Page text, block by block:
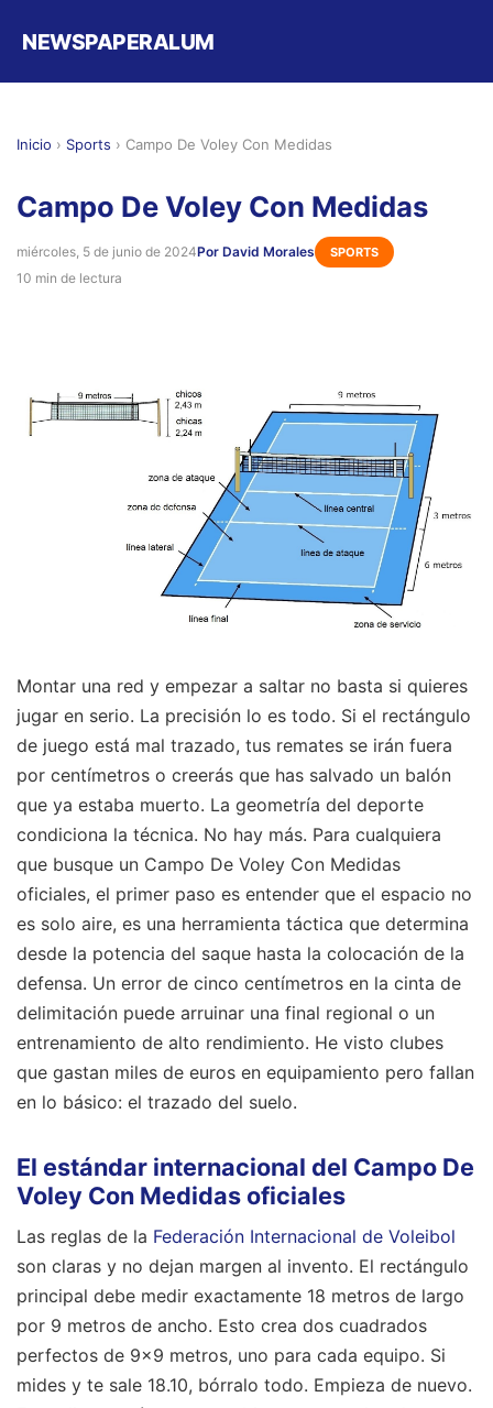
NEWSPAPERALUM
Inicio › Sports › Campo De Voley Con Medidas
Campo De Voley Con Medidas
miércoles, 5 de junio de 2024Por David Morales SPORTS
10 min de lectura
Montar una red y empezar a saltar no basta si quieres
jugar en serio. La precisión lo es todo. Si el rectángulo
de juego está mal trazado, tus remates se irán fuera
por centímetros o creerás que has salvado un balón
que ya estaba muerto. La geometría del deporte
condiciona la técnica. No hay más. Para cualquiera
que busque un Campo De Voley Con Medidas
oficiales, el primer paso es entender que el espacio no
es solo aire, es una herramienta táctica que determina
desde la potencia del saque hasta la colocación de la
defensa. Un error de cinco centímetros en la cinta de
delimitación puede arruinar una final regional o un
entrenamiento de alto rendimiento. He visto clubes
que gastan miles de euros en equipamiento pero fallan
en lo básico: el trazado del suelo.
El estándar internacional del Campo De
Voley Con Medidas oficiales
Las reglas de la Federación Internacional de Voleibol
son claras y no dejan margen al invento. El rectángulo
principal debe medir exactamente 18 metros de largo
por 9 metros de ancho. Esto crea dos cuadrados
perfectos de 9x9 metros, uno para cada equipo. Si
mides y te sale 18.10, bórralo todo. Empieza de nuevo.